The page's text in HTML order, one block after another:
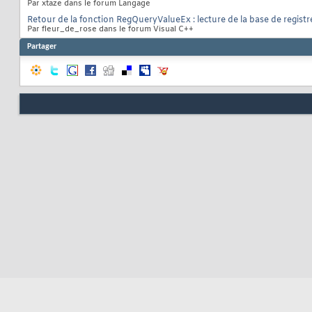
Par xtaze dans le forum Langage
Retour de la fonction RegQueryValueEx : lecture de la base de
Par fleur_de_rose dans le forum Visual C++
Partager